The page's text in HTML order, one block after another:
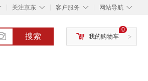
◇
关注京东 ◇
客户服务 ◇
网站导航
搜索 >
0
我的购物车